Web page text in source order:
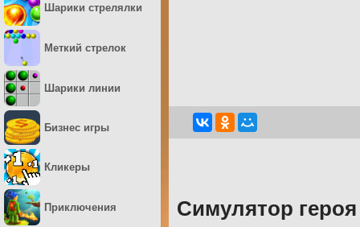
Симулятор героя
Шарики стрелялки
Меткий стрелок
Шарики линии
Бизнес игры
Кликеры
Приключения